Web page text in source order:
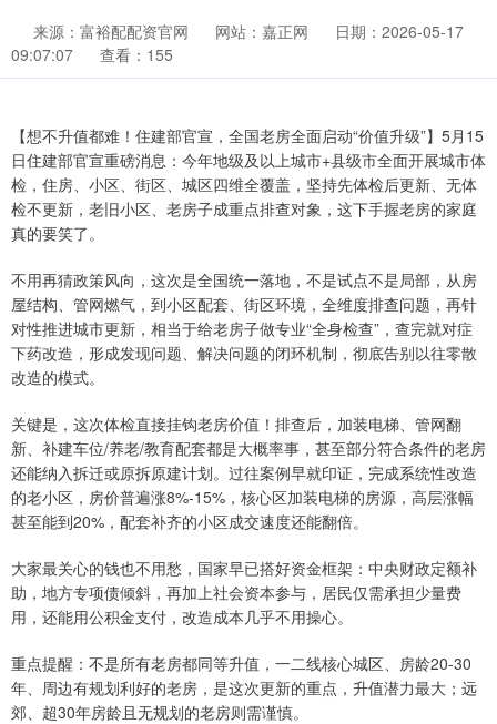
来源：富裕配配资官网 网站：嘉正网
日期：2026-05-17
09:07:07
查看：155
【想不升值都难！住建部官宣，全国老房全面启动“价值升级”】5月15
日住建部官宣重磅消息：今年地级及以上城市+县级市全面开展城市体
检，住房、小区、街区、城区四维全覆盖，坚持先体检后更新、无体
检不更新，老旧小区、老房子成重点排查对象，这下手握老房的家庭
真的要笑了。
不用再猜政策风向，这次是全国统一落地，不是试点不是局部，从房
屋结构、管网燃气，到小区配套、街区环境，全维度排查问题，再针
对性推进城市更新，相当于给老房子做专业“全身检查”，查完就对症
下药改造，形成发现问题、解决问题的闭环机制，彻底告别以往零散
改造的模式。
关键是，这次体检直接挂钩老房价值！排查后，加装电梯、管网翻
新、补建车位/养老/教育配套都是大概率事，甚至部分符合条件的老房
还能纳入拆迁或原拆原建计划。过往案例早就印证，完成系统性改造
的老小区，房价普遍涨8%-15%，核心区加装电梯的房源，高层涨幅
甚至能到20%，配套补齐的小区成交速度还能翻倍。
大家最关心的钱也不用愁，国家早已搭好资金框架：中央财政定额补
助，地方专项债倾斜，再加上社会资本参与，居民仅需承担少量费
用，还能用公积金支付，改造成本几乎不用操心。
重点提醒：不是所有老房都同等升值，一二线核心城区、房龄20-30
年、周边有规划利好的老房，是这次更新的重点，升值潜力最大；远
郊、超30年房龄且无规划的老房则需谨慎。